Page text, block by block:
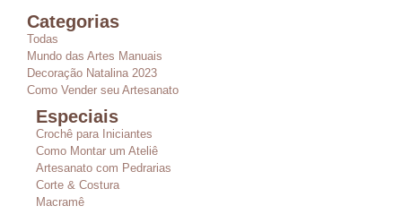
Categorias
Todas
Mundo das Artes Manuais
Decoração Natalina 2023
Como Vender seu Artesanato
Especiais
Crochê para Iniciantes
Como Montar um Ateliê
Artesanato com Pedrarias
Corte & Costura
Macramê